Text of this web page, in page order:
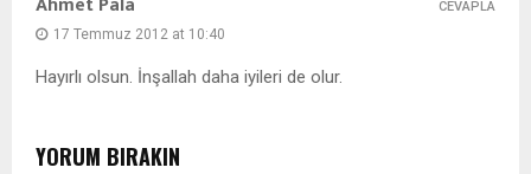
17 Temmuz 2012 at 10:40
Hayırlı olsun. İnşallah daha iyileri de olur.
CEVAPLA
YORUM BIRAKIN